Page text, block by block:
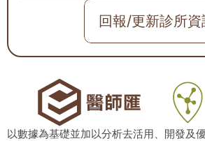
回報/更新診所資
以數據為基礎並加以分析去活用、開發及